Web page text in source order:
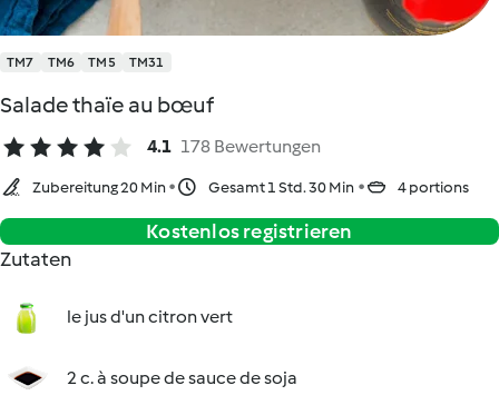
TM7 TM6 TM5 TM31
Salade thaïe au bœuf
4.1 178 Bewertungen
Zubereitung 20 Min Gesamt 1 Std. 30 Min 4 portions
Kostenlos registrieren
Zutaten
le jus d'un citron vert
2 c. à soupe de sauce de soja